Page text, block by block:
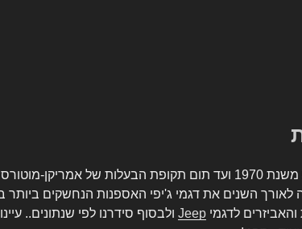
משנת 1970 ועד תום תקופת הבעלות של אמריקן-
לאורך השנים את דגמי ג'יפי האספנות הנחשקים
לדגמי Jeep ולבסוף סידרנו לפי שנתונים..